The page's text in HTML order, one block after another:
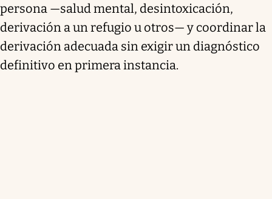
persona —salud mental, desintoxicación,
derivación a un refugio u otros— y coordinar la
derivación adecuada sin exigir un diagnóstico
definitivo en primera instancia.